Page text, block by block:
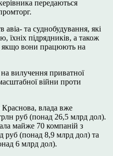
передаються
авіа- та суднобудування, які
їхніх підрядників, а також
якщо вони працюють на
вилучення приватної
війни проти
Краснова, влада вже
руб (понад 26,5 млрд дол).
майже 70 компаній з
руб (понад 8,9 млрд дол) та
6 млрд дол).